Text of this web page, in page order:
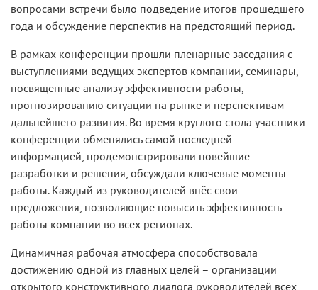
вопросами встречи было подведение итогов прошедшего
года и обсуждение перспектив на предстоящий период.
В рамках конференции прошли пленарные заседания с
выступлениями ведущих экспертов компании, семинары,
посвященные анализу эффективности работы,
прогнозированию ситуации на рынке и перспективам
дальнейшего развития. Во время круглого стола участники
конференции обменялись самой последней
информацией, продемонстрировали новейшие
разработки и решения, обсуждали ключевые моменты
работы. Каждый из руководителей внёс свои
предложения, позволяющие повысить эффективность
работы компании во всех регионах.
Динамичная рабочая атмосфера способствовала
достижению одной из главных целей – организации
открытого конструктивного диалога руководителей всех